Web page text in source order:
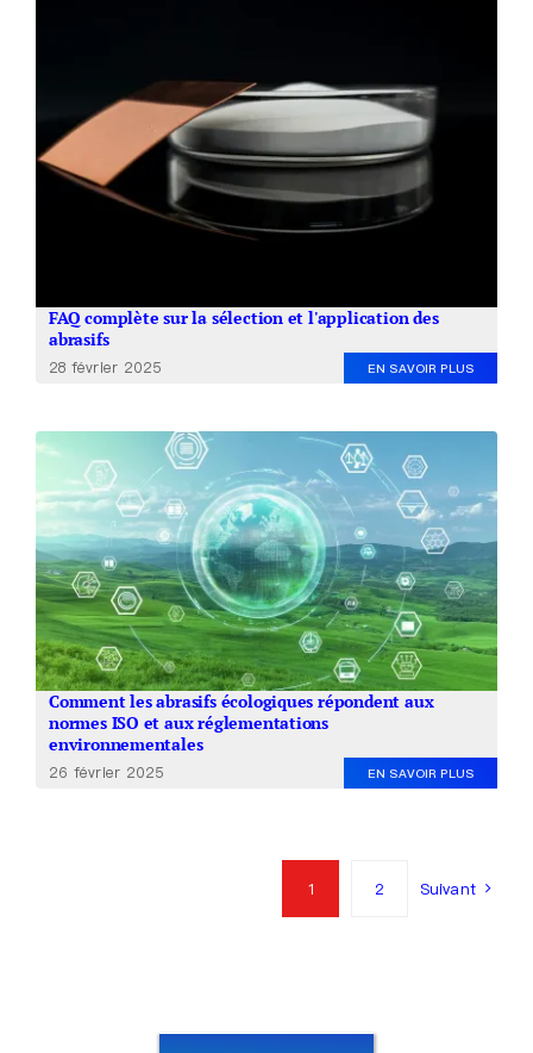
FAQ complète sur la sélection et l'application des
abrasifs
28 février 2025 EN SAVOIR PLUS
Comment les abrasifs écologiques répondent aux
normes ISO et aux réglementations
environnementales
26 février 2025 EN SAVOIR PLUS
1 2 Suivant